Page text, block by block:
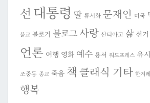
선 대통령 딸 류시화 문재인 미국
불교 블로거 블로그사랑 산티아고 삶 선거
언론 여행 영화 예수 용서 워드프레스 유
조중동 종교 죽음 책 클래식 기타 한겨
행복